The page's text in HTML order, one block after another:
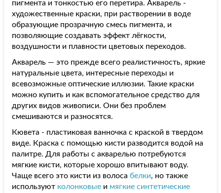
пигмента и тонкостью его перетира. Акварель -
художественные краски, при растворении в воде
образующие прозрачную смесь пигмента, и
позволяющие создавать эффект лёгкости,
воздушности и плавности цветовых переходов.
Акварель — это прежде всего реалистичность, яркие
натуральные цвета, интересные переходы и
всевозможные оптические иллюзии. Такие краски
можно купить и как вспомогательное средство для
других видов живописи. Они без проблем
смешиваются и разносятся.
Кювета - пластиковая ванночка с краской в твердом
виде. Краска с помощью кисти разводится водой на
палитре. Для работы с акварелью потребуются
мягкие кисти, которые хорошо впитывают воду.
Чаще всего это кисти из волоса белки, но также
используют колонковые и мягкие синтетические